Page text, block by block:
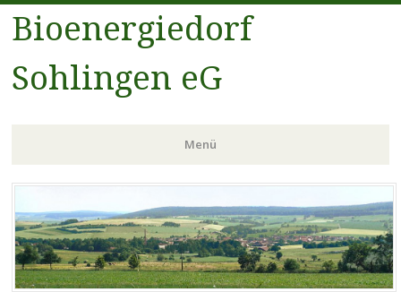
Bioenergiedorf
Sohlingen eG
Menü
Zum
Inhalt
springen